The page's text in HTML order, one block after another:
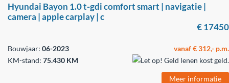
Hyundai Bayon 1.0 t-gdi comfort smart | navigatie |
camera | apple carplay | c
€ 17450
Bouwjaar: 06-2023
KM-stand: 75.430 KM
vanaf € 312,- p.m.
Meer informatie